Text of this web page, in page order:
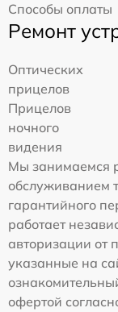
Способы оплаты
Ремонт
Оптических
прицелов
Прицелов
ночного
видения
Мы занимаемся
обслуживанием
гарантийного
работает
авторизации от
указанные на
офертой